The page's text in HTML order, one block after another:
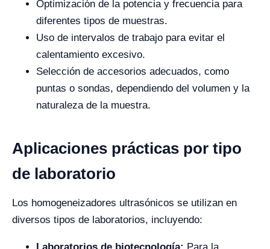
Optimización de la potencia y frecuencia para
diferentes tipos de muestras.
Uso de intervalos de trabajo para evitar el
calentamiento excesivo.
Selección de accesorios adecuados, como
puntas o sondas, dependiendo del volumen y la
naturaleza de la muestra.
Aplicaciones prácticas por tipo
de laboratorio
Los homogeneizadores ultrasónicos se utilizan en
diversos tipos de laboratorios, incluyendo:
Laboratorios de biotecnología: Para la